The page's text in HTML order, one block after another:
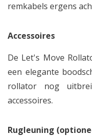
remkabels ergens
Accessoires
De Let's Move
een elegante
rollator nog
accessoires.
Rugleuning